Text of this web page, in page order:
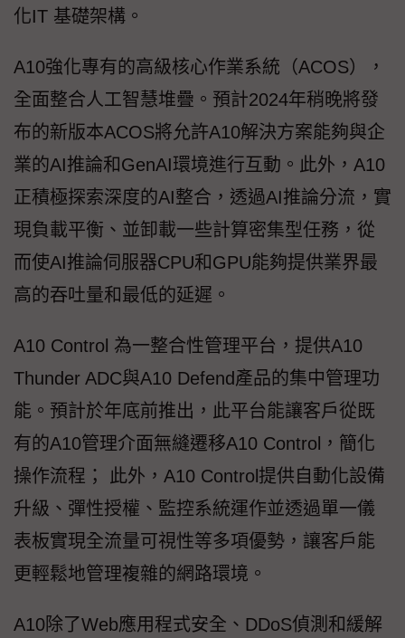
化IT 基礎架構。
A10強化專有的高級核心作業系統（ACOS），
全面整合人工智慧堆疊。預計2024年稍晚將發
布的新版本ACOS將允許A10解決方案能夠與企
業的AI推論和GenAI環境進行互動。此外，A10
正積極探索深度的AI整合，透過AI推論分流，實
現負載平衡、並卸載一些計算密集型任務，從
而使AI推論伺服器CPU和GPU能夠提供業界最
高的吞吐量和最低的延遲。
A10 Control 為一整合性管理平台，提供A10
Thunder ADC與A10 Defend產品的集中管理功
能。預計於年底前推出，此平台能讓客戶從既
有的A10管理介面無縫遷移A10 Control，簡化
操作流程； 此外，A10 Control提供自動化設備
升級、彈性授權、監控系統運作並透過單一儀
表板實現全流量可視性等多項優勢，讓客戶能
更輕鬆地管理複雜的網路環境。
A10除了Web應用程式安全、DDoS偵測和緩解